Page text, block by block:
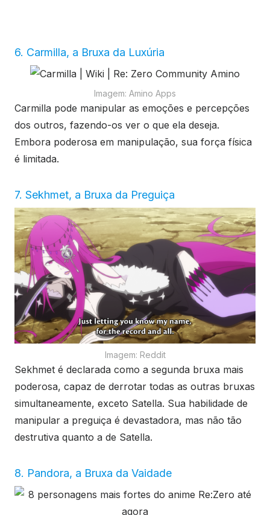
6. Carmilla, a Bruxa da Luxúria
Imagem: Amino Apps
Carmilla pode manipular as emoções e percepções
dos outros, fazendo-os ver o que ela deseja.
Embora poderosa em manipulação, sua força física
é limitada.
7. Sekhmet, a Bruxa da Preguiça
Imagem: Reddit
Sekhmet é declarada como a segunda bruxa mais
poderosa, capaz de derrotar todas as outras bruxas
simultaneamente, exceto Satella. Sua habilidade de
manipular a preguiça é devastadora, mas não tão
destrutiva quanto a de Satella.
8. Pandora, a Bruxa da Vaidade